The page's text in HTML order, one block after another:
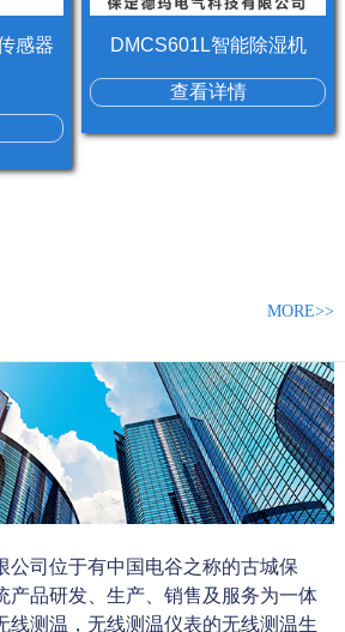
感器
DMCS601L智能除湿机
查看详情
MORE>>
公司位于有中国电谷之称的古城保
产品研发、生产、销售及服务为一体
线测温，无线测温仪表的无线测温生